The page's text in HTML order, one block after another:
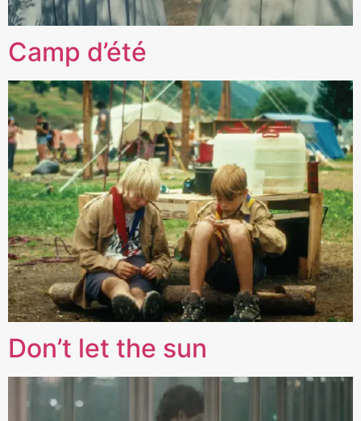
Camp d’été
Don’t let the sun